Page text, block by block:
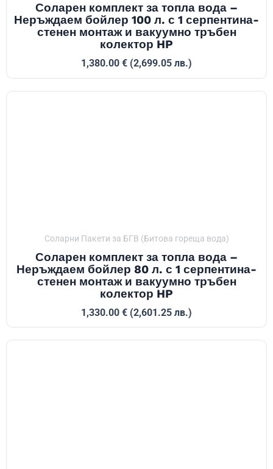
Соларен комплект за топла вода –
Неръждаем бойлер 100 л. с 1 серпентина-
стенен монтаж и вакуумно тръбен
колектор HP
1,380.00 € (2,699.05 лв.)
Соларни Пакети за БГВ (Битова гореща вода)
Соларен комплект за топла вода –
Неръждаем бойлер 80 л. с 1 серпентина-
стенен монтаж и вакуумно тръбен
колектор HP
1,330.00 € (2,601.25 лв.)